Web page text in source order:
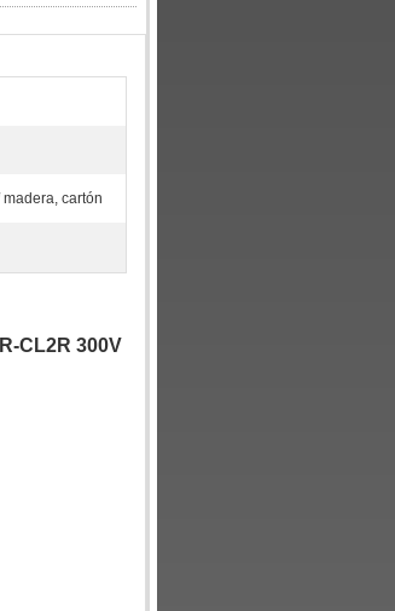
cartón
CL2R 300V